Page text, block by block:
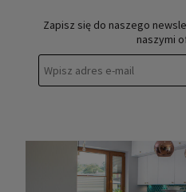
Zapisz się do naszego
naszymi